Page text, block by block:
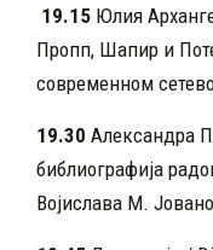
19.15 Юлия
Пропп, Шапир и
современном
19.30 Александра
библиографија
Војислава М.